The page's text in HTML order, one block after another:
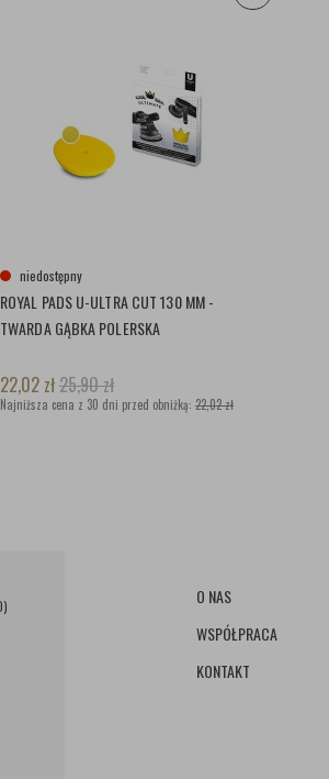
niedostępny
ROYAL PADS U-ULTRA CUT 130 MM -
TWARDA GĄBKA POLERSKA
22,02 zł25,90zł
Najniższa cena z 30 dni przed obniżką: 22,02 zł
O NAS
WSPÓŁPRACA
KONTAKT